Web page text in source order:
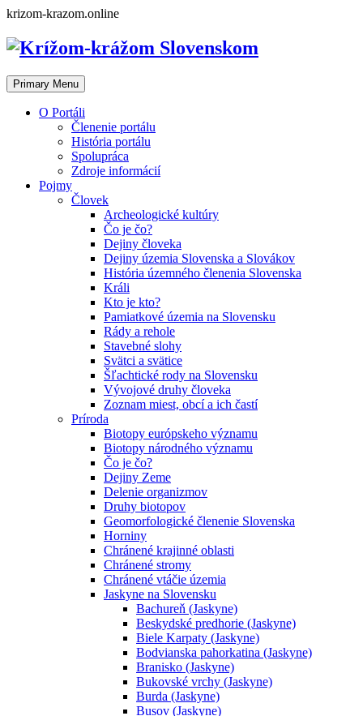
Skip
content
krizom-krazom.online
Primary Menu
O Portáli
Členenie portálu
História portálu
Spolupráca
Zdroje informácií
Pojmy
Človek
Archeologické kultúry
Čo je čo?
Dejiny človeka
Dejiny územia Slovenska a Slovákov
História územného členenia Slovenska
Králi
Kto je kto?
Pamiatkové územia na Slovensku
Rády a rehole
Stavebné slohy
Svätci a svätice
Šľachtické rody na Slovensku
Vývojové druhy človeka
Zoznam miest, obcí a ich častí
Príroda
Biotopy európskeho významu
Biotopy národného významu
Čo je čo?
Dejiny Zeme
Delenie organizmov
Druhy biotopov
Geomorfologické členenie Slovenska
Horniny
Chránené krajinné oblasti
Chránené stromy
Chránené vtáčie územia
Jaskyne na Slovensku
Bachureň (Jaskyne)
Beskydské predhorie (Jaskyne)
Biele Karpaty (Jaskyne)
Bodvianska pahorkatina (Jaskyne)
Branisko (Jaskyne)
Bukovské vrchy (Jaskyne)
Burda (Jaskyne)
Busov (Jaskyne)